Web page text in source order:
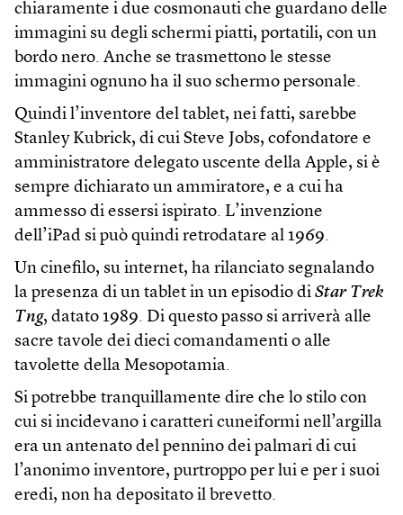
chiaramente i due cosmonauti che guardano delle
immagini su degli schermi piatti, portatili, con un
bordo nero. Anche se trasmettono le stesse
immagini ognuno ha il suo schermo personale.
Quindi l’inventore del tablet, nei fatti, sarebbe
Stanley Kubrick, di cui Steve Jobs, cofondatore e
amministratore delegato uscente della Apple, si è
sempre dichiarato un ammiratore, e a cui ha
ammesso di essersi ispirato. L’invenzione
dell’iPad si può quindi retrodatare al 1969.
Un cinefilo, su internet, ha rilanciato segnalando
la presenza di un tablet in un episodio di Star Trek
Tng, datato 1989. Di questo passo si arriverà alle
sacre tavole dei dieci comandamenti o alle
tavolette della Mesopotamia.
Si potrebbe tranquillamente dire che lo stilo con
cui si incidevano i caratteri cuneiformi nell’argilla
era un antenato del pennino dei palmari di cui
l’anonimo inventore, purtroppo per lui e per i suoi
eredi, non ha depositato il brevetto.